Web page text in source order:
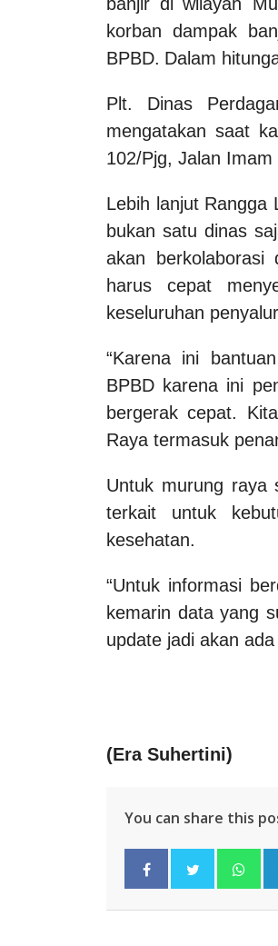
korban dampak
BPBD. Dalam
Plt. Dinas
mengatakan saat
102/Pjg, Jalan
Lebih lanjut Rangga
bukan satu dinas
akan
harus cepat
keseluruhan
“Karena ini
BPBD karena ini
bergerak cepat.
Raya termasuk
Untuk murung raya
terkait untuk
kesehatan.
“Untuk informasi
kemarin data yang
update jadi akan
(Era Suhertini)
You can share this